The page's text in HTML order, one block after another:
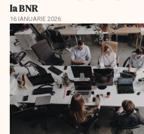
la BNR
16 IANUARIE 2026